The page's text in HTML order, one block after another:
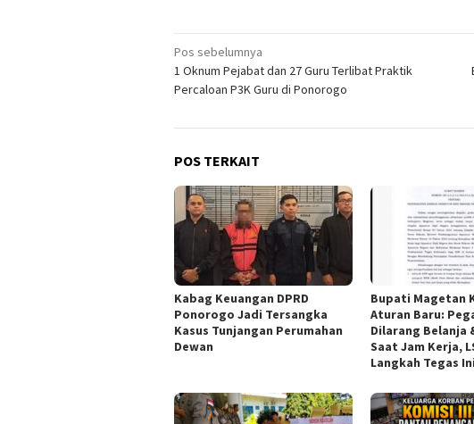
Navigasi
pos
Pos sebelumnya
1 Oknum Pejabat dan 27 Guru Terlibat Praktik
Percaloan P3K Guru di Ponorogo
POS TERKAIT
Kabag Keuangan DPRD
Ponorogo Jadi Tersangka
Kasus Tunjangan Perumahan
Dewan
Bupati Magetan
Aturan Baru:
Dilarang Belanja
Saat Jam Kerja,
Langkah Tegas Ini